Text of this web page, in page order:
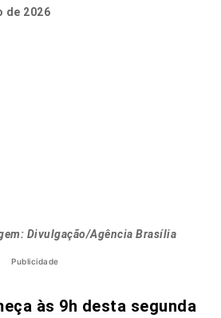
de 2026
Divulgação/Agência Brasília
Publicidade
às 9h desta segunda